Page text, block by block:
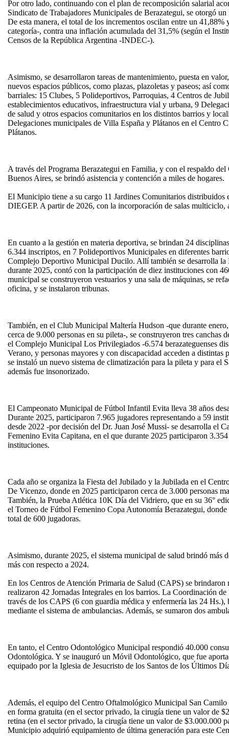
Por otro lado, continuando con el plan de recomposición salarial
Sindicato de Trabajadores Municipales de Berazategui, se otorgó
De esta manera, el total de los incrementos oscilan entre un
categoría-, contra una inflación acumulada del 31,5% (según el
Censos de la República Argentina -INDEC-).
Asimismo, se desarrollaron tareas de mantenimiento, puesta en
nuevos espacios públicos, como plazas, plazoletas y paseos; así
barriales: 15 Clubes, 5 Polideportivos, Parroquias, 4 Centros de
establecimientos educativos, infraestructura vial y urbana, 9
de salud y otros espacios comunitarios en los distintos barrios y
Delegaciones municipales de Villa España y Plátanos en el Centro
Plátanos.
A través del Programa Berazategui en Familia, y con el respaldo
Buenos Aires, se brindó asistencia y contención a miles de hogares.
El Municipio tiene a su cargo 11 Jardines Comunitarios distribuidos
DIEGEP. A partir de 2026, con la incorporación de salas multiciclo,
En cuanto a la gestión en materia deportiva, se brindan 24
6.344 inscriptos, en 7 Polideportivos Municipales en diferentes
Complejo Deportivo Municipal Ducilo. Allí también se desarrolla
durante 2025, contó con la participación de diez instituciones con
municipal se construyeron vestuarios y una sala de máquinas, se
oficina, y se instalaron tribunas.
También, en el Club Municipal Maltería Hudson -que durante
cerca de 9.000 personas en su pileta-, se construyeron tres canchas
el Complejo Municipal Los Privilegiados -6.574 berazateguenses
Verano, y personas mayores y con discapacidad acceden a distintas
se instaló un nuevo sistema de climatización para la pileta y para el
además fue insonorizado.
El Campeonato Municipal de Fútbol Infantil Evita lleva 38 años
Durante 2025, participaron 7.965 jugadores representando a 59
desde 2022 -por decisión del Dr. Juan José Mussi- se desarrolla el
Femenino Evita Capitana, en el que durante 2025 participaron
instituciones.
Cada año se organiza la Fiesta del Jubilado y la Jubilada en el
De Vicenzo, donde en 2025 participaron cerca de 3.000 personas
También, la Prueba Atlética 10K Día del Vidriero, que en su 36°
el Torneo de Fútbol Femenino Copa Autonomía Berazategui,
total de 600 jugadoras.
Asimismo, durante 2025, el sistema municipal de salud brindó más
más con respecto a 2024.
En los Centros de Atención Primaria de Salud (CAPS) se brindaron
realizaron 42 Jornadas Integrales en los barrios. La Coordinación
través de los CAPS (6 con guardia médica y enfermería las 24 Hs.),
mediante el sistema de ambulancias. Además, se sumaron dos
En tanto, el Centro Odontológico Municipal respondió 40.000
Odontológica. Y se inauguró un Móvil Odontológico, que fue
equipado por la Iglesia de Jesucristo de los Santos de los Últimos
Además, el equipo del Centro Oftalmológico Municipal San Camilo
en forma gratuita (en el sector privado, la cirugía tiene un valor de
retina (en el sector privado, la cirugía tiene un valor de $3.000.000
Municipio adquirió equipamiento de última generación para este